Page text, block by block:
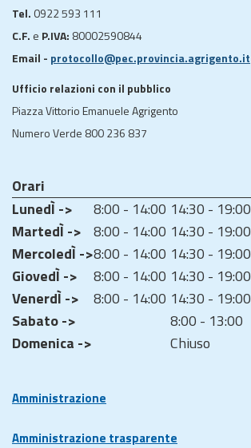
Tel. 0922 593 111
C.F. e P.IVA: 80002590844
Email - protocollo@pec.provincia.agrigento.it
Ufficio relazioni con il pubblico
Piazza Vittorio Emanuele Agrigento
Numero Verde 800 236 837
Orari
LunedÌ ->
8:00 - 14:00 14:30 - 19:00
MartedÌ -> 8:00 - 14:00 14:30 - 19:00
MercoledÌ ->8:00 - 14:00 14:30 - 19:00
GiovedÌ ->
8:00 - 14:00 14:30 - 19:00
VenerdÌ ->
8:00 - 14:00 14:30 - 19:00
Sabato ->
8:00 - 13:00
Domenica ->
Chiuso
Amministrazione
Amministrazione trasparente